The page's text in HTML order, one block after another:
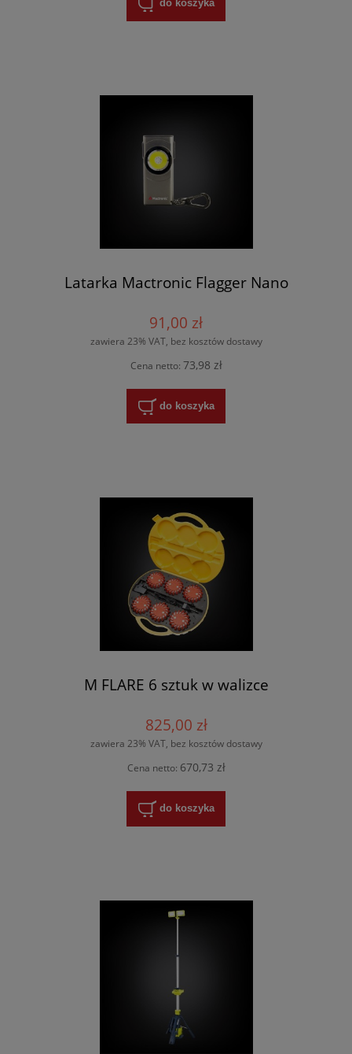
do koszyka
Latarka Mactronic Flagger Nano
91,00 zł
zawiera 23% VAT, bez kosztów dostawy
Cena netto: 73,98 zł
do koszyka
M FLARE 6 sztuk w walizce
825,00 zł
zawiera 23% VAT, bez kosztów dostawy
Cena netto: 670,73 zł
do koszyka